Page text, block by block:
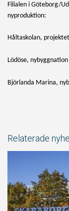
Filialen i Göteborg/
nyproduktion:
Håltaskolan,
Lödöse,
Björlanda Marina,
Relaterade